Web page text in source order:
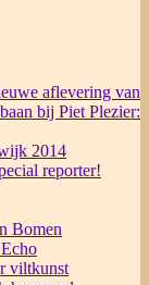
aflevering van
bij Piet Plezier:
2014
reporter!
Bomen
viltkunst